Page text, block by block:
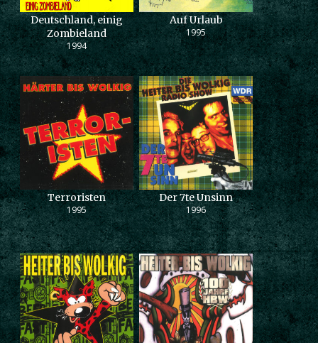
Deutschland, einig
Zombieland
1994
Auf Urlaub
1995
Terroristen
1995
Der 7te Unsinn
1996